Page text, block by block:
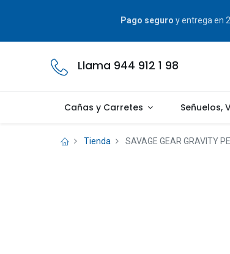
Pago seguro y entrega en
Llama 944 912 1 98
Cañas y Carretes Señuelos,
Tienda SAVAGE GEAR GRAVITY